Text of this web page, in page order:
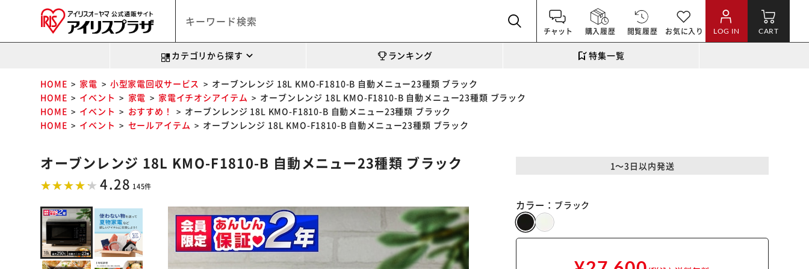
チャット 購入履歴 閲覧履歴 お気に入り LOG IN CART
カテゴリから探す ランキング 特集一覧
HOME 家電 小型家電回収サービス
オーブンレンジ 18L KMO-F1810-B 自動メニュー23種類 ブラック
HOME
イベント 家電 家電イチオシアイテム
オーブンレンジ 18L KMO-F1810-B 自動メニュー23種類 ブラック
HOME
イベント おすすめ！
オーブンレンジ 18L KMO-F1810-B 自動メニュー23種類 ブラック
HOME
イベント セールアイテム オーブンレンジ 18L KMO-F1810-B 自動メニュー23種類 ブラック
オーブンレンジ 18L KMO-F1810-B 自動メニュー23種類 ブラック
4.28 145件
1～3日以内発送
カラー： ブラック